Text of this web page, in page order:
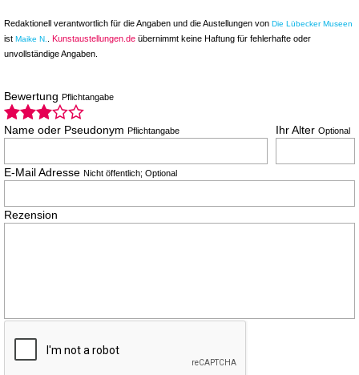
Redaktionell verantwortlich für die Angaben und die Austellungen von Die Lübecker Museen
ist Maike N. Kunstaustellungen.de übernimmt keine Haftung für fehlerhafte oder
unvollständige Angaben.
Bewertung Pflichtangabe
Name oder Pseudonym Pflichtangabe Ihr Alter Optional
E-Mail Adresse Nicht öffentlich; Optional
Rezension